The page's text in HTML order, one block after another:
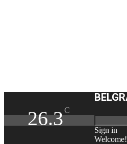
26.3C
Sign in